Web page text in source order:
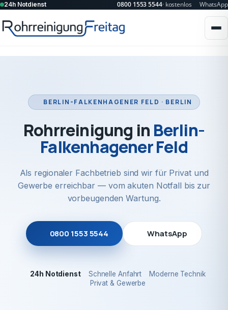
24h Notdienst 0800 1553 5544· kostenlos WhatsApp
BERLIN-FALKENHAGENER FELD · BERLIN
Rohrreinigung in Berlin-
Falkenhagener Feld
Als regionaler Fachbetrieb sind wir für Privat und
Gewerbe erreichbar — vom akuten Notfall bis zur
vorbeugenden Wartung.
0800 1553 5544 WhatsApp
24h Notdienst Schnelle Anfahrt
Moderne Technik
Privat & Gewerbe